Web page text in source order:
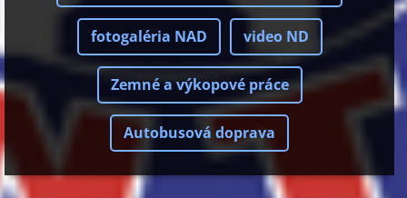
fotogaléria NAD video ND
Zemné a výkopové práce
Autobusová doprava